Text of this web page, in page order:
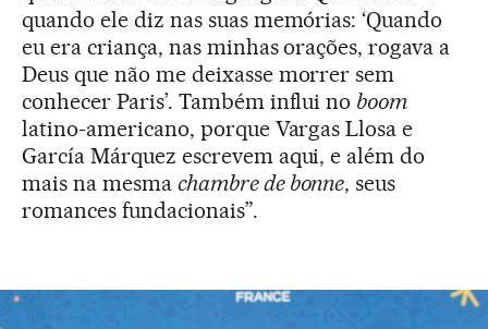
quando ele diz nas suas memórias: ‘Quando
eu era criança, nas minhas orações, rogava a
Deus que não me deixasse morrer sem
conhecer Paris’. Também influi no boom
latino-americano, porque Vargas Llosa e
García Márquez escrevem aqui, e além do
mais na mesma chambre de bonne, seus
romances fundacionais”.